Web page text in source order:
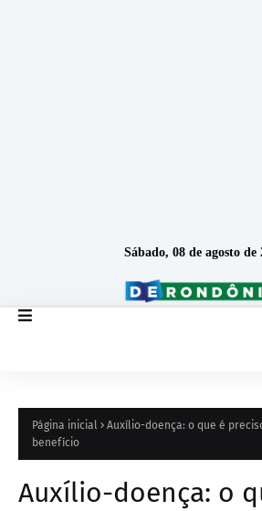
Sábado, 08 de agosto de
Página inicial
Auxílio-doença: o que é
benefício
Auxílio-doença: o